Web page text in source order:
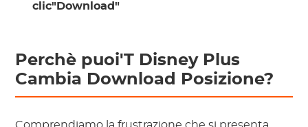
clic"Download"
Perchè puoi'T Disney Plus
Cambia Download Posizione?